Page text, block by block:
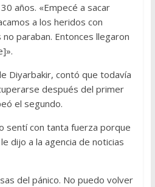
años. «Empecé a sacar
a los heridos con
paraban. Entonces llegaron
Diyarbakir, contó que todavía
después del primer
el segundo.
sentí con tanta fuerza porque
dijo a la agencia de noticias
del pánico. No puedo volver